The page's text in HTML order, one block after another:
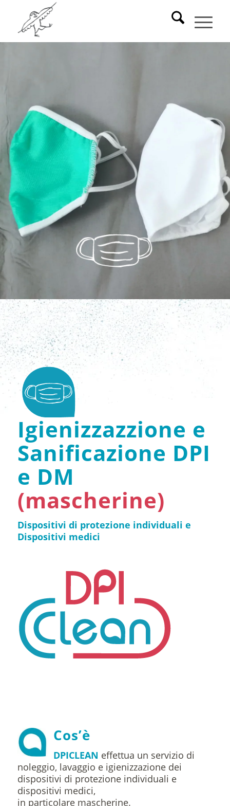
Igienizzazzione e
Sanificazione DPI
e DM
(mascherine)
Dispositivi di protezione individuali e
Dispositivi medici
Cos’è
DPICLEAN effettua un servizio di
noleggio, lavaggio e igienizzazione dei
dispositivi di protezione individuali e
dispositivi medici,
in particolare mascherine.